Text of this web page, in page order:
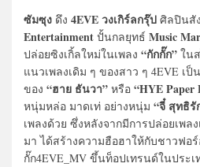
ซัมซุง ดึง 4EVE วงเกิร์ลกรุ๊ป ศิลปินสั
Entertainment ปั้นกลยุทธ์ Music
ปล่อยซิงเกิ้ลใหม่ในเพลง “กักกั๊ก” ใน
แนวเพลงเดิม ๆ ของสาว ๆ 4EVE เ
ของ “ฮาย ธันวา” หรือ “HYE Paper
หนุ่มหล่อ มาดเท่ อย่างหนุ่ม “จี๋ สุทธิรั
เพลงด้วย ซึ่งหลังจากมีการปล่อยเพล
มา ได้สร้างความฮือฮาให้กับชาวฟอ
กั๊ก4EVE_MV ขึ้นท็อปเทรนด์ในประ